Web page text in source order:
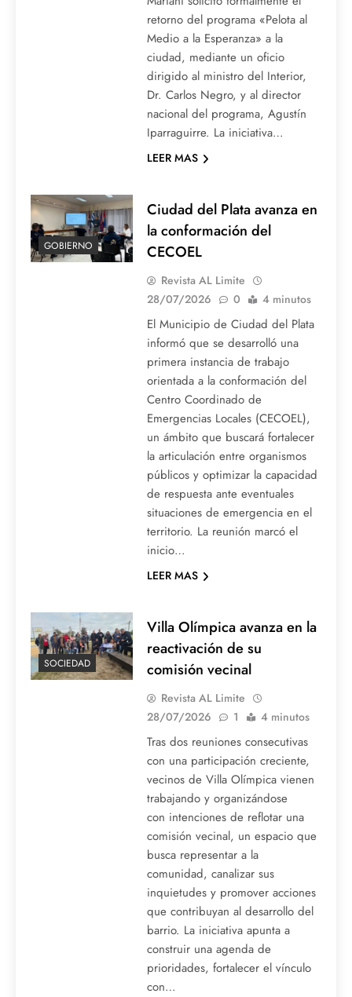
retorno del programa «Pelota al
Medio a la Esperanza» a la
ciudad, mediante un oficio
dirigido al ministro del Interior,
Dr. Carlos Negro, y al director
nacional del programa, Agustín
Iparraguirre. La iniciativa…
LEER MAS
GOBIERNO
Ciudad del Plata avanza en
la conformación del
CECOEL
Revista AL Limite
28/07/2026
0 4 minutos
El Municipio de Ciudad del Plata
informó que se desarrolló una
primera instancia de trabajo
orientada a la conformación del
Centro Coordinado de
Emergencias Locales (CECOEL),
un ámbito que buscará fortalecer
la articulación entre organismos
públicos y optimizar la capacidad
de respuesta ante eventuales
situaciones de emergencia en el
territorio. La reunión marcó el
inicio…
LEER MAS
SOCIEDAD
Villa Olímpica avanza en la
reactivación de su
comisión vecinal
Revista AL Limite
28/07/2026
1 4 minutos
Tras dos reuniones consecutivas
con una participación creciente,
vecinos de Villa Olímpica vienen
trabajando y organizándose
con intenciones de reflotar una
comisión vecinal, un espacio que
busca representar a la
comunidad, canalizar sus
inquietudes y promover acciones
que contribuyan al desarrollo del
barrio. La iniciativa apunta a
construir una agenda de
prioridades, fortalecer el vínculo
con…